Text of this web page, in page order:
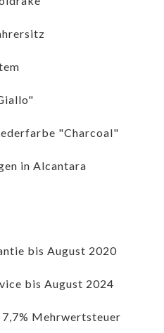
"Charcoal"
in Alcantara
bis August 2020
bis August 2024
Mehrwertsteuer